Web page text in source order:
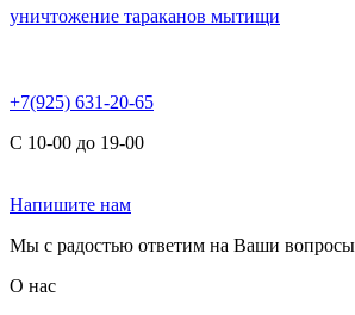
уничтожение тараканов мытищи
+7(925) 631-20-65
С 10-00 до 19-00
Напишите нам
Мы с радостью ответим на Ваши
О нас